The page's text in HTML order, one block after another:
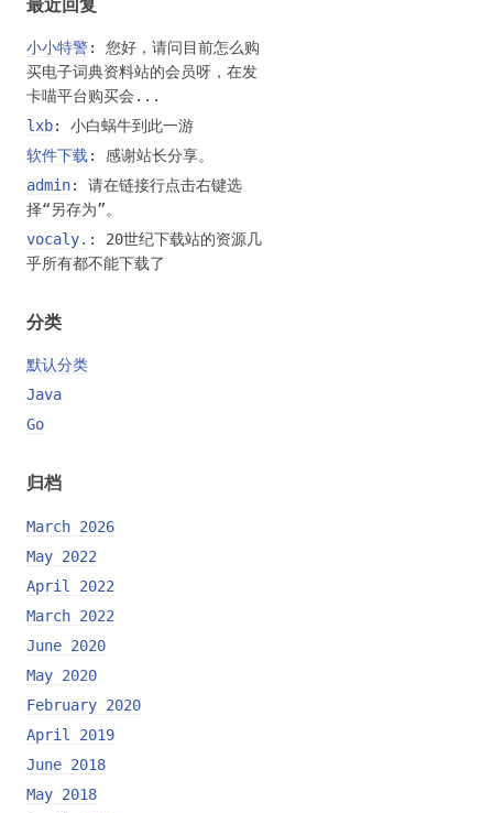
小小特警: 您好，请问目前怎么购
买电子词典资料站的会员呀，在发
卡喵平台购买会...
lxb: 小白蜗牛到此一游
软件下载 : 感谢站长分享。
admin: 请在链接行点击右键选
择“另存为”。
vocaly. : 20世纪下载站的资源几
乎所有都不能下载了
分类
默认分类
Java
Go
归档
March 2026
May 2022
April 2022
March 2022
June 2020
May 2020
February 2020
April 2019
June 2018
May 2018